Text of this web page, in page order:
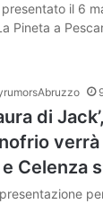
il 6
Pineta a
di
Celenza